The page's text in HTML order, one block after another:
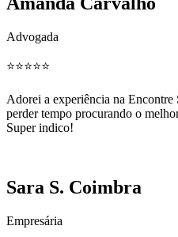
Advogada
⭐️⭐️⭐️⭐️⭐️
Adorei a experiência na
perder tempo procurando o
Super indico!
Sara S. Coimbra
Empresária